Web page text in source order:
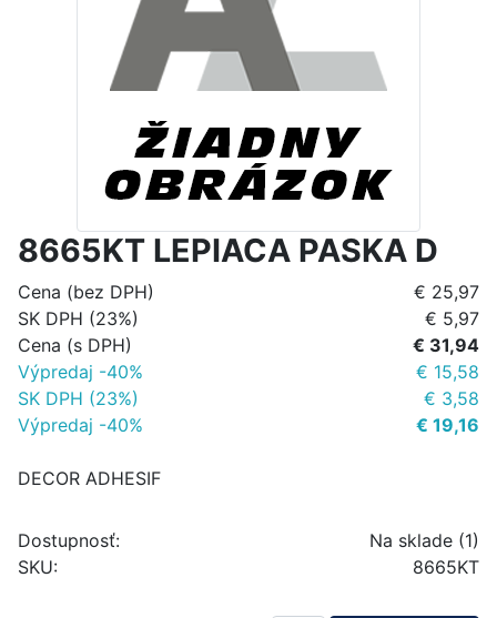
8665KT LEPIACA PASKA D
Cena (bez DPH)
€ 25,97
SK DPH (23%)
€ 5,97
Cena (s DPH)
€ 31,94
Výpredaj -40%
€ 15,58
SK DPH (23%)
€ 3,58
Výpredaj -40%
€ 19,16
DECOR ADHESIF
Dostupnosť:
Na sklade (1)
SKU:
8665KT